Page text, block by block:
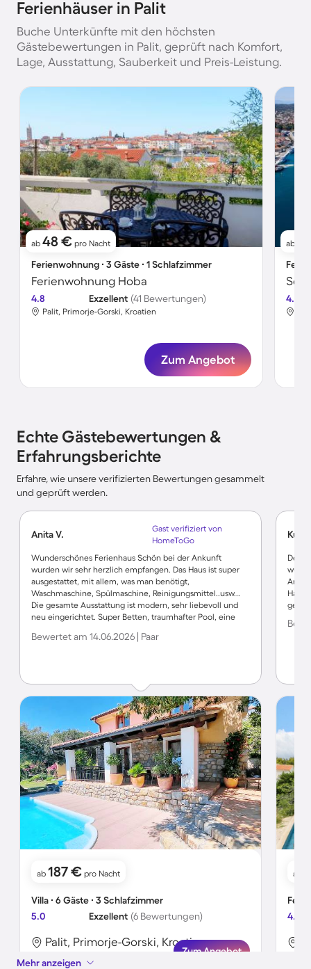
Ferienhäuser in Palit
Buche Unterkünfte mit den höchsten
Gästebewertungen in Palit, geprüft nach Komfort,
Lage, Ausstattung, Sauberkeit und Preis-Leistung.
ab 48 € pro Nacht
Ferienwohnung ∙ 3 Gäste ∙ 1 Schlafzimmer
Ferienwohnung Hoba
4.8 Exzellent (41 Bewertungen)
Palit, Primorje-Gorski, Kroatien
Zum Angebot
ab
4.6
Echte Gästebewertungen &
Erfahrungsberichte
Erfahre, wie unsere verifizierten Bewertungen gesammelt
und geprüft werden.
Anita V.
Gast verifiziert von
HomeToGo
Wunderschönes Ferienhaus Schön bei der Ankunft
wurden wir sehr herzlich empfangen. Das Haus ist super
ausgestattet, mit allem, was man benötigt,
Waschmaschine, Spülmaschine, Reinigungsmittel..usw...
Die gesamte Ausstattung ist modern, sehr liebevoll und
neu eingerichtet. Super Betten, traumhafter Pool, eine
Bewertet am 14.06.2026 | Paar
ab 187 € pro Nacht
Villa ∙ 6 Gäste ∙ 3 Schlafzimmer
5.0
Exzellent (6 Bewertungen)
Palit, Primorje-Gorski, Kroatien
Zum Angebot
Kurt
Der
ab
4.5
Mehr anzeigen